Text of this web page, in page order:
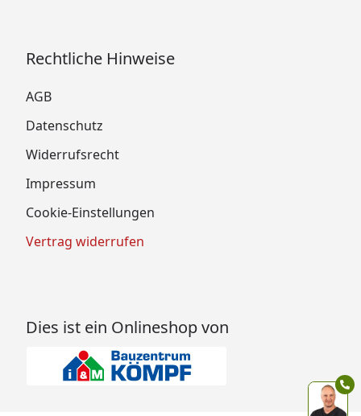
Rechtliche Hinweise
AGB
Datenschutz
Widerrufsrecht
Impressum
Cookie-Einstellungen
Vertrag widerrufen
Dies ist ein Onlineshop von